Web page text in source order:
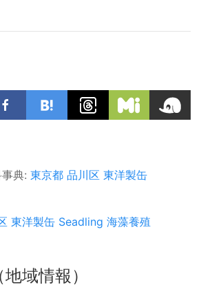
典: 東京都 品川区 東洋製缶
東洋製缶 Seadling 海藻養殖
域情報）